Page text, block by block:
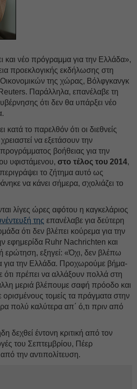
και νέο πρόγραμμα για την Ελλάδα»,
προεκλογικής εκδήλωσης στη
της χώρας, Βόλφγκανγκ
Reuters. Παράλληλα, επανέλαβε τη
ότι δεν θα υπάρξει νέο
κατά το παρελθόν ότι οι διεθνείς
να εξετάσουν την
βοήθειας για την
υφιστάμενου, στο τέλος του 2014,
το ζήτημα αυτό ως
να κάνει σήμερα, σχολιάζει το
λίγες ώρες αφότου η καγκελάριος
της επανέλαβε για δεύτερη
ότι δεν βλέπει κούρεμα για την
εφημερίδα Ruhr Nachrichten και
ερώτηση, εξηγεί: «Όχι, δεν βλέπω
για την Ελλάδα. Προχωρούμε βήμα-
ότι πρέπει να αλλάξουν πολλά στη
μεριά βλέπουμε σαφή πρόοδο και
τομείς τα πράγματα στην
πολύ καλύτερα απ΄ ό,τι πριν από
δεχθεί έντονη κριτική από τον
του Σεπτεμβρίου, Πέερ
την αντιπολίτευση.